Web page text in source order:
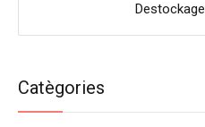
Destockage
Catègories